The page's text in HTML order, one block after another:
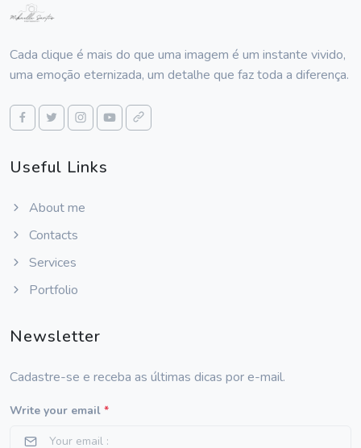
Cada clique é mais do que uma imagem é um instante vivido,
uma emoção eternizada, um detalhe que faz toda a diferença.
Useful Links
About me
Contacts
Services
Portfolio
Newsletter
Cadastre-se e receba as últimas dicas por e-mail.
Write your email *